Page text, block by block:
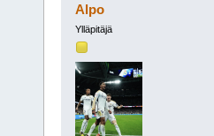
Alpo
Ylläpitäjä